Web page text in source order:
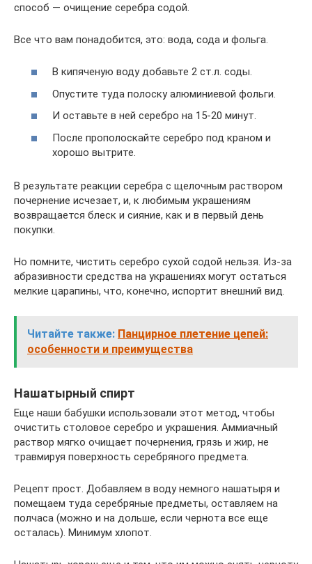
способ — очищение серебра содой.
Все что вам понадобится, это: вода, сода и фольга.
В кипяченую воду добавьте 2 ст.л. соды.
Опустите туда полоску алюминиевой фольги.
И оставьте в ней серебро на 15-20 минут.
После прополоскайте серебро под краном и
хорошо вытрите.
В результате реакции серебра с щелочным раствором
почернение исчезает, и, к любимым украшениям
возвращается блеск и сияние, как и в первый день
покупки.
Но помните, чистить серебро сухой содой нельзя. Из-за
абразивности средства на украшениях могут остаться
мелкие царапины, что, конечно, испортит внешний вид.
Читайте также: Панцирное плетение цепей:
особенности и преимущества
Нашатырный спирт
Еще наши бабушки использовали этот метод, чтобы
очистить столовое серебро и украшения. Аммиачный
раствор мягко очищает почернения, грязь и жир, не
травмируя поверхность серебряного предмета.
Рецепт прост. Добавляем в воду немного нашатыря и
помещаем туда серебряные предметы, оставляем на
полчаса (можно и на дольше, если чернота все еще
осталась). Минимум хлопот.